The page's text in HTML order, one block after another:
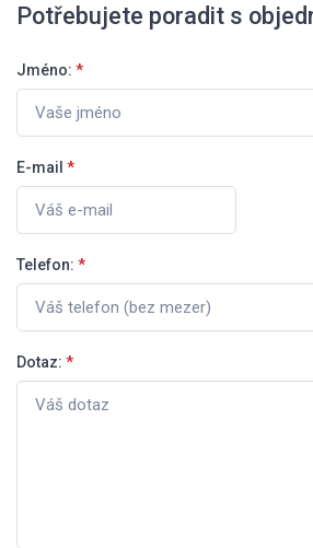
Potřebujete poradit s
Jméno: *
E-mail *
Telefon: *
Dotaz: *